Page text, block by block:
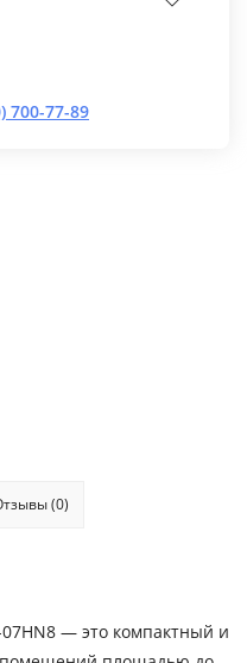
700-77-89
(0)
07HN8 — это компактный и